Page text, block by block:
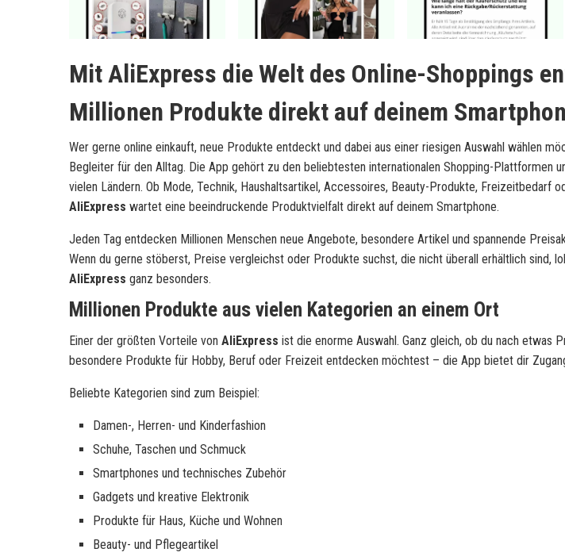
Mit AliExpress die Welt des Online-Shoppings
Millionen Produkte direkt auf deinem
Wer gerne online einkauft, neue Produkte entdeckt und dabei aus einer riesigen Auswahl wählen
Begleiter für den Alltag. Die App gehört zu den beliebtesten internationalen Shopping-Plattformen
vielen Ländern. Ob Mode, Technik, Haushaltsartikel, Accessoires, Beauty-Produkte, Freizeitbedarf
AliExpress wartet eine beeindruckende Produktvielfalt direkt auf deinem Smartphone.
Jeden Tag entdecken Millionen Menschen neue Angebote, besondere Artikel und spannende
Wenn du gerne stöberst, Preise vergleichst oder Produkte suchst, die nicht überall erhältlich sind,
AliExpress ganz besonders.
Millionen Produkte aus vielen Kategorien an einem Ort
Einer der größten Vorteile von AliExpress ist die enorme Auswahl. Ganz gleich, ob du nach etwas
besondere Produkte für Hobby, Beruf oder Freizeit entdecken möchtest – die App bietet dir
Beliebte Kategorien sind zum Beispiel:
Damen-, Herren- und Kinderfashion
Schuhe, Taschen und Schmuck
Smartphones und technisches Zubehör
Gadgets und kreative Elektronik
Produkte für Haus, Küche und Wohnen
Beauty- und Pflegeartikel